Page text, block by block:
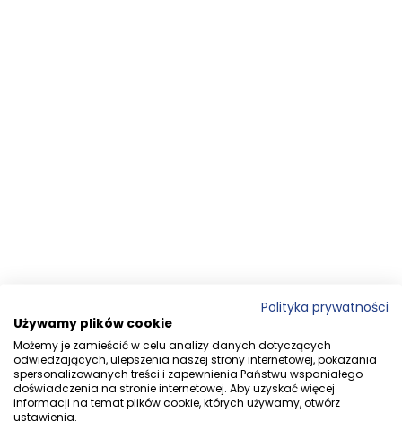
Polityka prywatności
Używamy plików cookie
Możemy je zamieścić w celu analizy danych dotyczących
odwiedzających, ulepszenia naszej strony internetowej, pokazania
spersonalizowanych treści i zapewnienia Państwu wspaniałego
doświadczenia na stronie internetowej. Aby uzyskać więcej
informacji na temat plików cookie, których używamy, otwórz
ustawienia.